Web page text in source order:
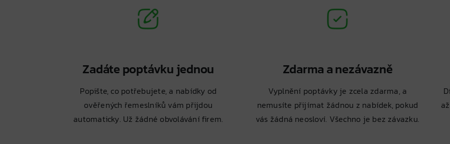
Zadáte poptávku jednou
Popište, co potřebujete, a nabídky od
ověřených řemeslníků vám přijdou
automaticky. Už žádné obvolávání firem.
Zdarma a nezávazně
Vyplnění poptávky je zcela zdarma, a
nemusíte přijímat žádnou z nabídek, pokud
vás žádná neosloví. Všechno je bez závazku.